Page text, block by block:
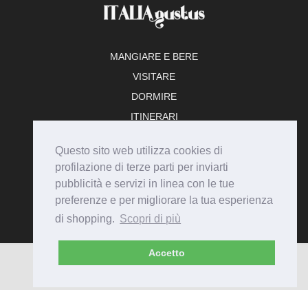
Questo sito web utilizza cookies di
profilazione di terze parti per inviarti
pubblicità e servizi in linea con le tue
preferenze e per migliorare la tua esperienza
di shopping. Scopri di più
Accetto
MANGIARE E BERE
VISITARE
DORMIRE
ITINERARI
ADERISCI
© Italiagustus 2026 - Tutti i diritti riservati.